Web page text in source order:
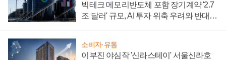
빅테크 메모리반도체 포함 장기계약 '2.7
조 달러' 규모, AI 투자 위축 우려와 반대
소비자·유통
이부진 야심작 '신라스테이' 서울신라호